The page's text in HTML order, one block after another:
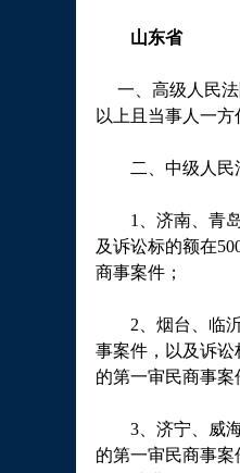
山东省
一、高级人民法
以上且当事人一
二、中级人民
1 、济南、青
及诉讼标的额在
商事案件；
2 、烟台、临
事案件，以及诉讼
的第一审民商事案
3 、济宁、威
的第一审民商事